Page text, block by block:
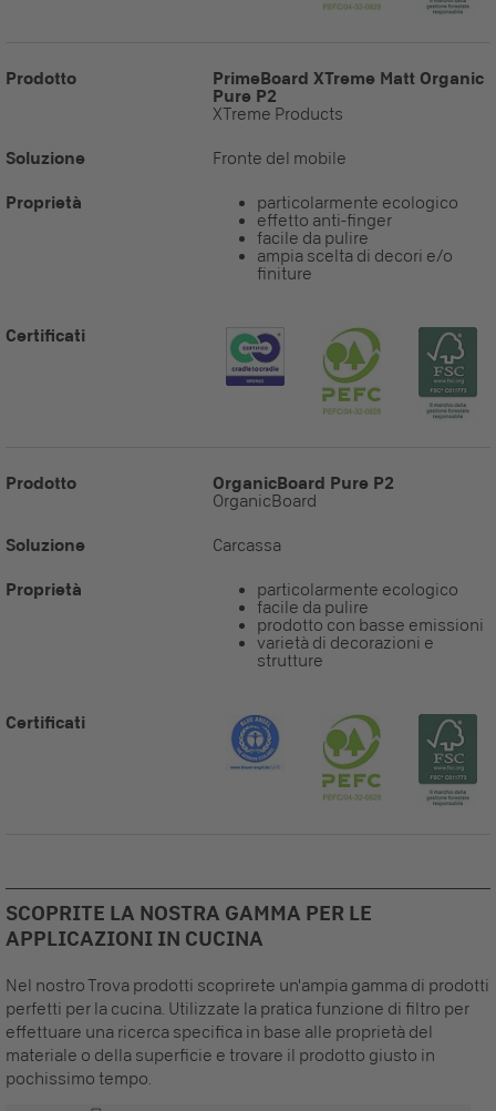
Prodotto
PrimeBoard XTreme Matt Organic
Pure P2
XTreme Products
Soluzione Fronte del mobile
Proprietà
particolarmente ecologico
effetto anti-finger
facile da pulire
ampia scelta di decori e/o
finiture
Certificati
Prodotto OrganicBoard Pure P2
OrganicBoard
Soluzione Carcassa
Proprietà
particolarmente ecologico
facile da pulire
prodotto con basse emissioni
varietà di decorazioni e
strutture
Certificati
SCOPRITE LA NOSTRA GAMMA PER LE
APPLICAZIONI IN CUCINA
Nel nostro Trova prodotti scoprirete un'ampia gamma di prodotti
perfetti per la cucina. Utilizzate la pratica funzione di filtro per
effettuare una ricerca specifica in base alle proprietà del
materiale o della superficie e trovare il prodotto giusto in
pochissimo tempo.